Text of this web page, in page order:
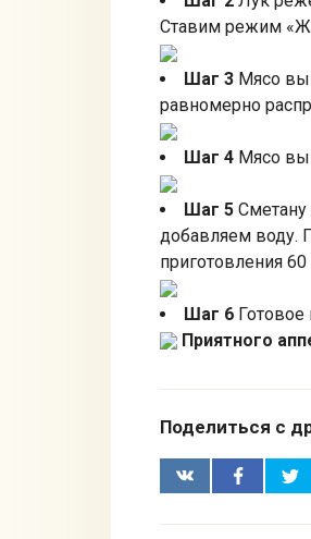
Ставим режим
Шаг 3 Мясо
равномерно
Шаг 4 Мясо
Шаг 5
добавляем
приготовления 60
Шаг 6
Приятного
Поделиться с